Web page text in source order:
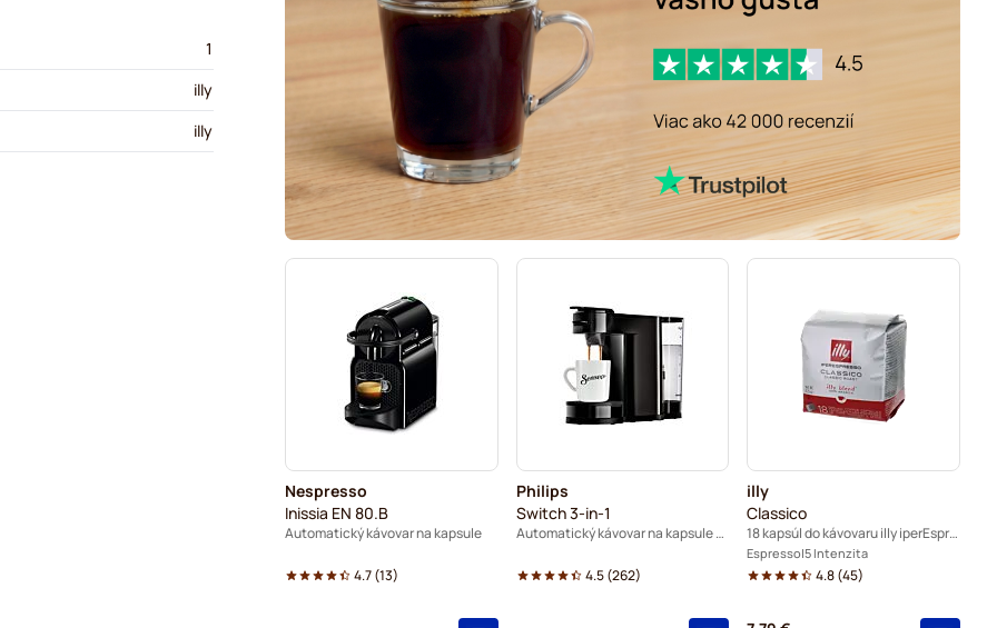
Nespresso
Inissia EN 80.B
Automatický kávovar na kapsule
4.7(13)
Philips
Switch 3-in-1
Automatický kávovar na kapsule - Čierny
4.5(262)
illy
Classico
18 kapsúl do kávovaru illy iperEspresso
Espresso 5 Intenzita
4.8(45)
1
illy
illy